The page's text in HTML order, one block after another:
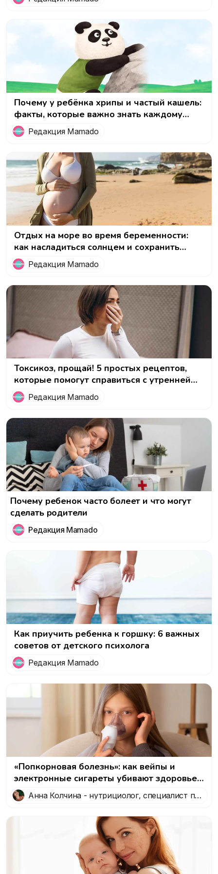
гонке Россия
Почему у ребёнка хрипы и частый кашель:
факты, которые важно знать каждому
родителю
Редакция Mamado
Отдых на море во время беременности:
как насладиться солнцем и сохранить
здоровье
Редакция Mamado
Токсикоз, прощай! 5 простых рецептов,
которые помогут справиться с утренней
тошнотой и вернуть аппетит
Редакция Mamado
Почему ребенок часто болеет и что могут
сделать родители
Редакция Mamado
Как приучить ребенка к горшку: 6 важных
советов от детского психолога
Редакция Mamado
«Попкорновая болезнь»: как вейпы и
электронные сигареты убивают здоровье
легкихАнна Колчина - нутрициолог, специалист по